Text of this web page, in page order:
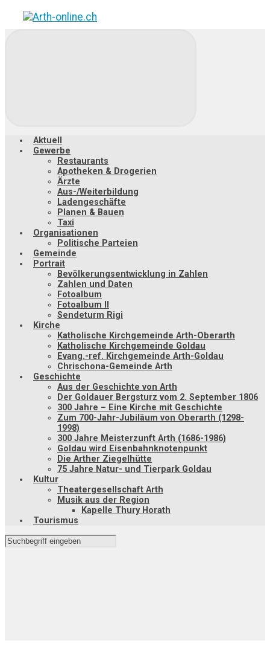
Zum
Hauptinhalt
Aktuell
Gewerbe
Restaurants
Apotheken & Drogerien
Ärzte
Aus-/Weiterbildung
Ladengeschäfte
Planen & Bauen
Taxi
Organisationen
Politische Parteien
Gemeinde
Portrait
Bevölkerungsentwicklung in Zahlen
Zahlen und Daten
Fotoalbum
Fotoalbum II
Sendeturm Rigi
Kirche
Katholische Kirchgemeinde Arth-Oberarth
Katholische Kirchgemeinde Goldau
Evang.-ref. Kirchgemeinde Arth-Goldau
Chrischona-Gemeinde Arth
Geschichte
Aus der Geschichte von Arth
Der Goldauer Bergsturz vom 2. September 1806
300 Jahre – Eine Kirche mit Geschichte
Zum 700-Jahr-Jubiläum von Oberarth (1298-
1998)
300 Jahre Meisterzunft Arth (1686-1986)
Goldau wird Eisenbahnknotenpunkt
Die Arther Ziegelhütte
75 Jahre Natur- und Tierpark Goldau
Kultur
Theatergesellschaft Arth
Musik aus der Region
Kapelle Thury Horath
Tourismus